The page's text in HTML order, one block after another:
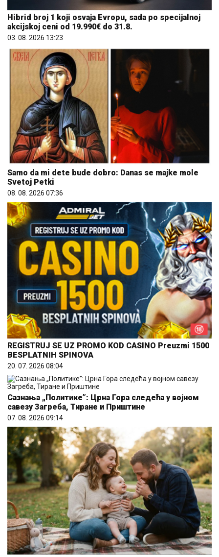
Hibrid broj 1 koji osvaja Evropu, sada po specijalnoj
akcijskoj ceni od 19.990€ do 31.8.
03. 08. 2026 13:23
Samo da mi dete bude dobro: Danas se majke mole
Svetoj Petki
08. 08. 2026 07:36
REGISTRUJ SE UZ PROMO KOD CASINO Preuzmi 1500
BESPLATNIH SPINOVA
20. 07. 2026 08:04
Сазнања „Политике”: Црна Гора следећа у војном
савезу Загреба, Тиране и Приштине
07. 08. 2026 09:14